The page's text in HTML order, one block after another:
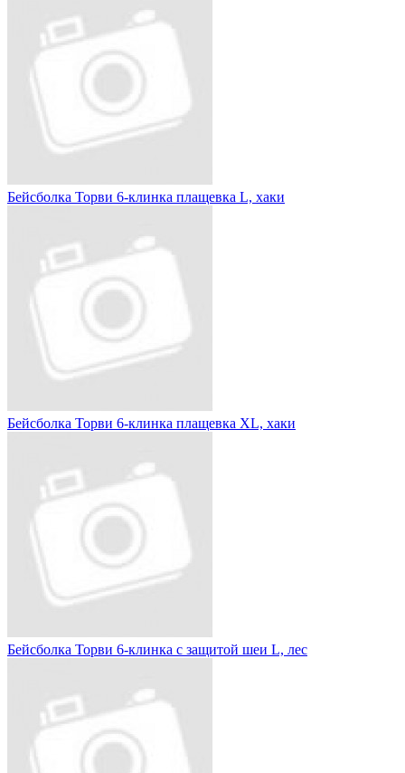
Бейсболка Торви 6-клинка плащевка L, хаки
Бейсболка Торви 6-клинка плащевка XL, хаки
Бейсболка Торви 6-клинка с защитой шеи L, лес